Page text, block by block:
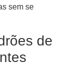
sem se
de